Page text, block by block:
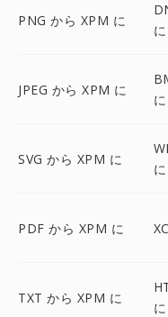
PNG から XPM に
に
JPEG から XPM に
に
SVG から XPM に
に
PDF から XPM に
TXT から XPM に
に